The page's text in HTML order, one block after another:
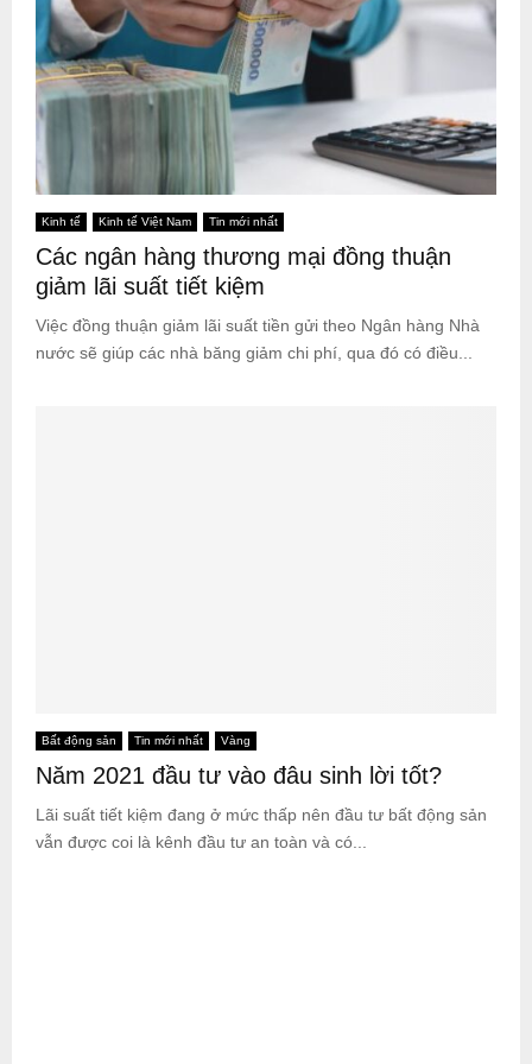
Kinh tế Kinh tế Việt Nam Tin mới nhất
Các ngân hàng thương mại đồng thuận
giảm lãi suất tiết kiệm
Việc đồng thuận giảm lãi suất tiền gửi theo Ngân hàng Nhà
nước sẽ giúp các nhà băng giảm chi phí, qua đó có điều...
Bất động sản Tin mới nhất Vàng
Năm 2021 đầu tư vào đâu sinh lời tốt?
Lãi suất tiết kiệm đang ở mức thấp nên đầu tư bất động sản
vẫn được coi là kênh đầu tư an toàn và có...